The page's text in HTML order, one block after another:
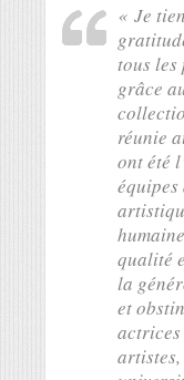
« Je
tous
grâce
réunie
ont été
qualité
la
et
actrices